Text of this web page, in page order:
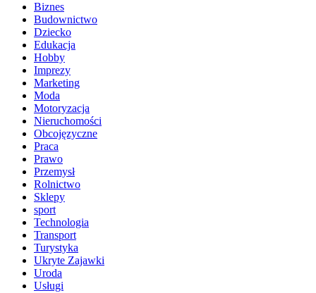
Biznes
Budownictwo
Dziecko
Edukacja
Hobby
Imprezy
Marketing
Moda
Motoryzacja
Nieruchomości
Obcojęzyczne
Praca
Prawo
Przemysł
Rolnictwo
Sklepy
sport
Technologia
Transport
Turystyka
Ukryte Zajawki
Uroda
Usługi